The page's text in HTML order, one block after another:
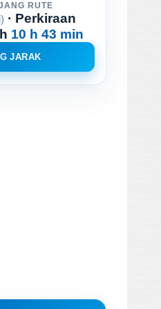
RUTE
· Perkiraan
10 h 43 min
JARAK